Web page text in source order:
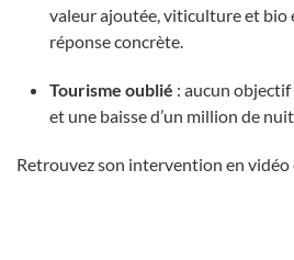
valeur ajoutée, viticulture et bio
réponse concrète.
Tourisme oublié : aucun
et une baisse d’un million de
Retrouvez son intervention en